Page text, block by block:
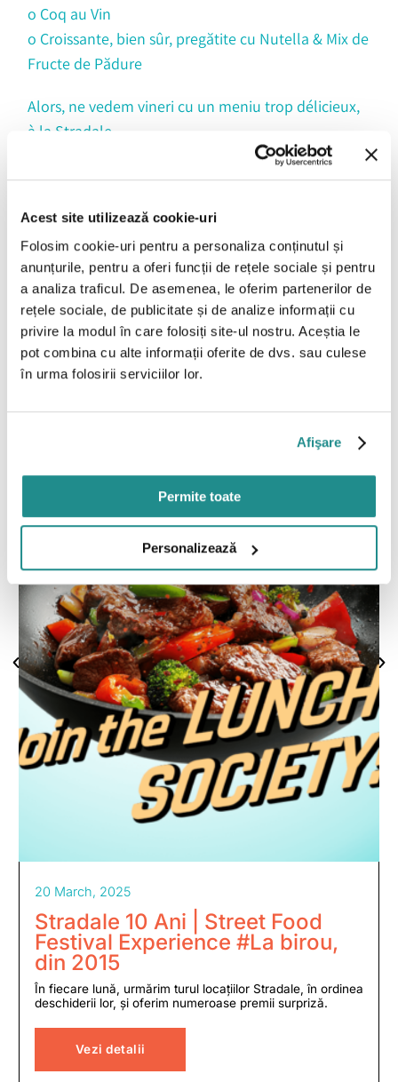
EVENIMENTE PRIVATE
CONTACT
Acest site utilizează cookie-uri
Folosim cookie-uri pentru a personaliza conținutul și
anunțurile, pentru a oferi funcții de rețele sociale și pentru
a analiza traficul. De asemenea, le oferim partenerilor de
rețele sociale, de publicitate și de analize informații cu
privire la modul în care folosiți site-ul nostru. Aceștia le
pot combina cu alte informații oferite de dvs. sau culese
în urma folosirii serviciilor lor.
Afişare
Permite toate
Personalizează
o Coq au Vin
o Croissante, bien sûr, pregătite cu Nutella & Mix de
Fructe de Pădure
Alors, ne vedem vineri cu un meniu trop délicieux,
à la Stradale.
20 March, 2025
Stradale 10 Ani | Street Food
Festival Experience #La birou,
din 2015
În fiecare lună, urmărim turul locațiilor Stradale, în ordinea
deschiderii lor, și oferim numeroase premii surpriză.
Vezi detalii